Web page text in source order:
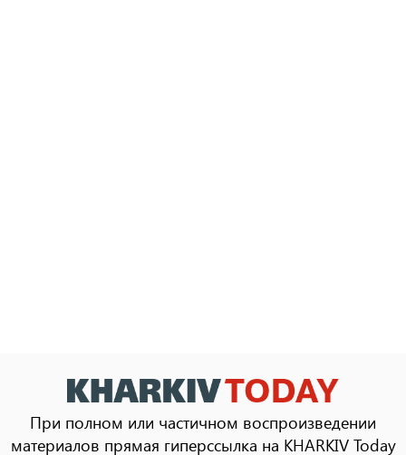
При полном или частичном воспроизведении
материалов прямая гиперссылка на KHARKIV Today